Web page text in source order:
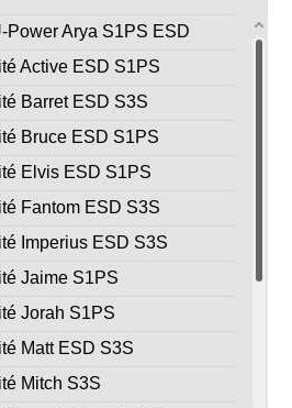
Power Arya S1PS ESD
Active ESD S1PS
Barret ESD S3S
Bruce ESD S1PS
Elvis ESD S1PS
Fantom ESD S3S
Imperius ESD S3S
Jaime S1PS
Jorah S1PS
Matt ESD S3S
Mitch S3S